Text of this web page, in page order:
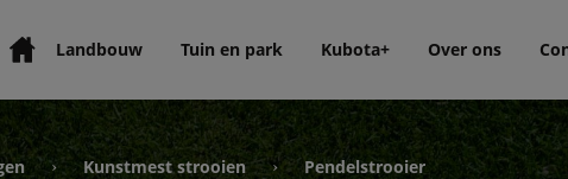
Landbouw Tuin en park Kubota+ Over ons
› Kunstmest strooien › Pendelstrooier